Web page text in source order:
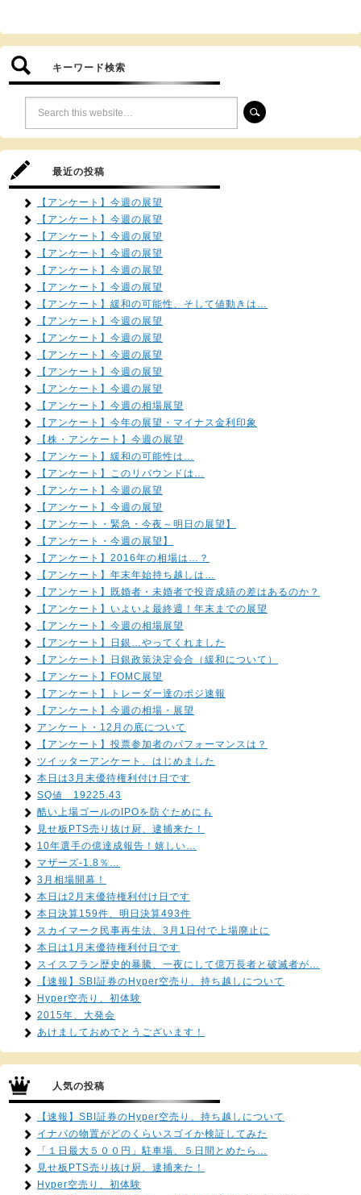
キーワード検索
最近の投稿
【アンケート】今週の展望
【アンケート】今週の展望
【アンケート】今週の展望
【アンケート】今週の展望
【アンケート】今週の展望
【アンケート】今週の展望
【アンケート】緩和の可能性、そして値動きは…
【アンケート】今週の展望
【アンケート】今週の展望
【アンケート】今週の展望
【アンケート】今週の展望
【アンケート】今週の展望
【アンケート】今週の相場展望
【アンケート】今年の展望・マイナス金利印象
【株・アンケート】今週の展望
【アンケート】緩和の可能性は…
【アンケート】このリバウンドは…
【アンケート】今週の展望
【アンケート】今週の展望
【アンケート・緊急・今夜～明日の展望】
【アンケート・今週の展望】
【アンケート】2016年の相場は…？
【アンケート】年末年始持ち越しは…
【アンケート】既婚者・未婚者で投資成績の差はあるのか？
【アンケート】いよいよ最終週！年末までの展望
【アンケート】今週の相場展望
【アンケート】日銀…やってくれました
【アンケート】日銀政策決定会合（緩和について）
【アンケート】FOMC展望
【アンケート】トレーダー達のポジ速報
【アンケート】今週の相場・展望
アンケート・12月の底について
【アンケート】投票参加者のパフォーマンスは？
ツイッターアンケート、はじめました
本日は3月末優待権利付け日です
SQ値 19225.43
酷い上場ゴールのIPOを防ぐためにも
見せ板PTS売り抜け厨、逮捕来た！
10年選手の億達成報告！嬉しい…
マザーズ-1.8％…
3月相場開幕！
本日は2月末優待権利付け日です
本日決算159件、明日決算493件
スカイマーク民事再生法、3月1日付で上場廃止に
本日は1月末優待権利付日です
スイスフラン歴史的暴騰、一夜にして億万長者と破滅者が…
【速報】SBI証券のHyper空売り、持ち越しについて
Hyper空売り、初体験
2015年、大発会
あけましておめでとうございます！
人気の投稿
【速報】SBI証券のHyper空売り、持ち越しについて
イナバの物置がどのくらいスゴイか検証してみた
「１日最大５００円」駐車場、５日間とめたら…
見せ板PTS売り抜け厨、逮捕来た！
Hyper空売り、初体験